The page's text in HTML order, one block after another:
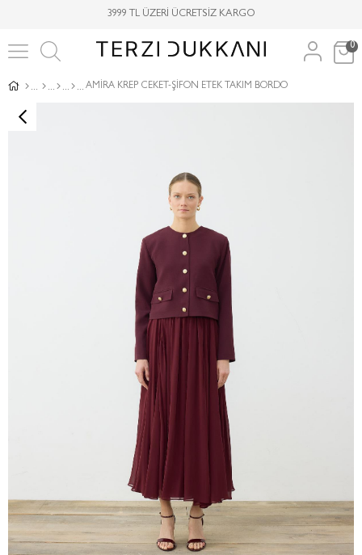
3999 TL ÜZERİ ÜCRETSİZ KARGO
0
AMİRA KREP CEKET-ŞİFON ETEK TAKIM BORDO